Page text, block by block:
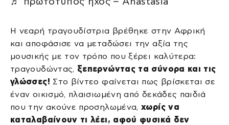
Η νεαρή τραγουδίστρια βρέθηκε στην Αφρική
και αποφάσισε να μεταδώσει την αξία της
μουσικής με τον τρόπο που ξέρει καλύτερα:
τραγουδώντας, ξεπερνώντας τα σύνορα και τις
γλώσσες! Στο βίντεο φαίνεται πως βρίσκεται σε
έναν οικισμό, πλαισιωμένη από δεκάδες παιδιά
που την ακούνε προσηλωμένα, χωρίς να
καταλαβαίνουν τι λέει, αφού φυσικά δεν